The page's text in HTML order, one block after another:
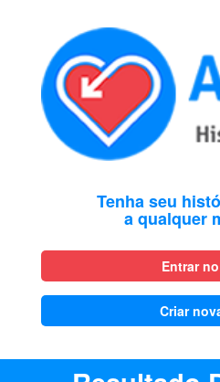
Tenha seu
a qualquer
Entrar
Criar